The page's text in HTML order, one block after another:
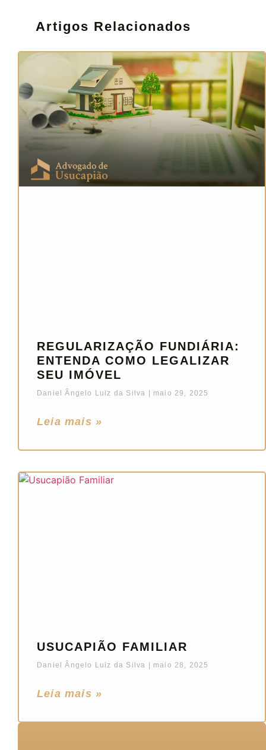
Artigos Relacionados
REGULARIZAÇÃO FUNDIÁRIA:
ENTENDA COMO LEGALIZAR
SEU IMÓVEL
Daniel Ângelo Luiz da Silva maio 29, 2025
Leia mais »
USUCAPIÃO FAMILIAR
Daniel Ângelo Luiz da Silva maio 28, 2025
Leia mais »